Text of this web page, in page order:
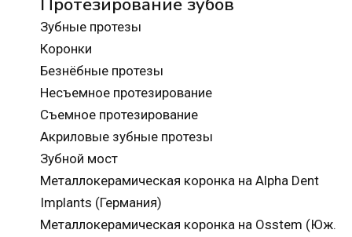
Зубные протезы
Коронки
Безнёбные протезы
Несъемное протезирование
Съемное протезирование
Акриловые зубные протезы
Зубной мост
Металлокерамическая коронка на Alpha Dent
Implants (Германия)
Металлокерамическая коронка на Osstem (Юж.